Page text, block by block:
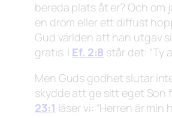
bereda plats åt er? Och om
en dröm eller ett diffust
Gud världen att han utgav
gratis. I Ef. 2:8 står det: “Ty
Men Guds godhet slutar
skydde att ge sitt eget Son
23:1 läser vi: “Herren är min